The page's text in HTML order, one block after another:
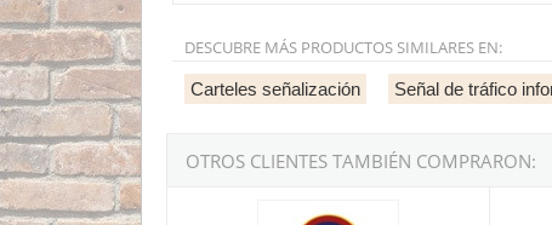
DESCUBRE MÁS PRODUCTOS SIMILARES EN:
Carteles señalización Señal de tráfico
OTROS CLIENTES TAMBIÉN COMPRARON: